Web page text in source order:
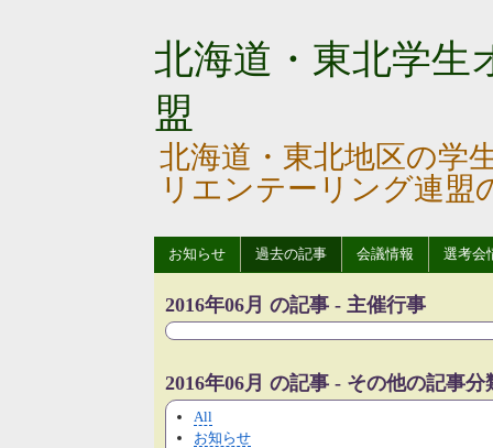
北海道・東北学生
盟
北海道・東北地区の学
リエンテーリング連盟
お知らせ 過去の記事 会議情報 選考会
2016年06月 の記事 - 主催行事
2016年06月 の記事 - その他の記事分
All
お知らせ